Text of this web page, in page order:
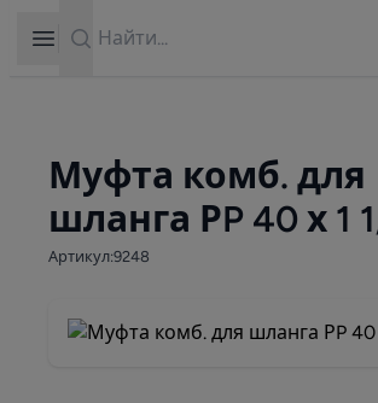
Open sidebar
Муфта комб. для
шланга РP 40 х 1
Артикул:9248